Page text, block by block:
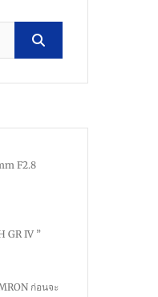
F2.8
GR IV ”
ก่อนจะ